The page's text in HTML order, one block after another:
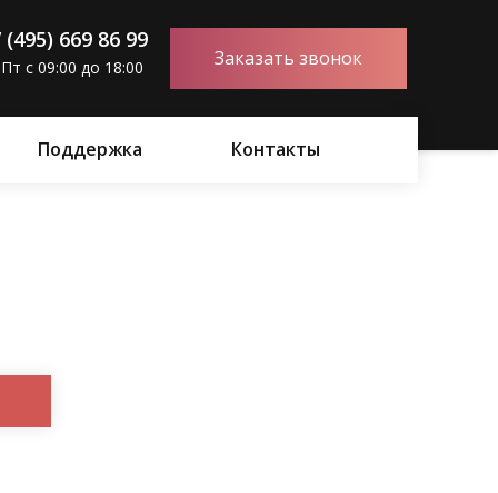
(495) 669 86 99
с 09:00 до 18:00 Заказать звонок
Поддержка Контакты